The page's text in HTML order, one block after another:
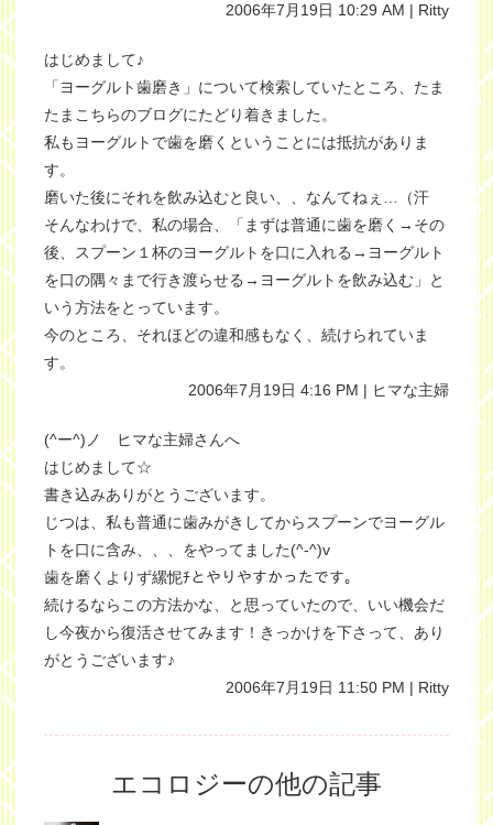
2006年7月19日 10:29 AM | Ritty
はじめまして♪
「ヨーグルト歯磨き」について検索していたところ、たま
たまこちらのブログにたどり着きました。
私もヨーグルトで歯を磨くということには抵抗がありま
す。
磨いた後にそれを飲み込むと良い、、なんてねぇ…（汗
そんなわけで、私の場合、「まずは普通に歯を磨く→その
後、スプーン１杯のヨーグルトを口に入れる→ヨーグルト
を口の隅々まで行き渡らせる→ヨーグルトを飲み込む」と
いう方法をとっています。
今のところ、それほどの違和感もなく、続けられていま
す。
2006年7月19日 4:16 PM | ヒマな主婦
(^ー^)ノ ヒマな主婦さんへ
はじめまして☆
書き込みありがとうございます。
じつは、私も普通に歯みがきしてからスプーンでヨーグル
トを口に含み、、、をやってました(^-^)v
歯を磨くよりず縲怩ﾁとやりやすかったです。
続けるならこの方法かな、と思っていたので、いい機会だ
し今夜から復活させてみます！きっかけを下さって、あり
がとうございます♪
2006年7月19日 11:50 PM | Ritty
エコロジーの他の記事